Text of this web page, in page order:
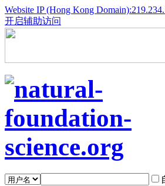
Website IP (Hong Kong
开启辅助访问